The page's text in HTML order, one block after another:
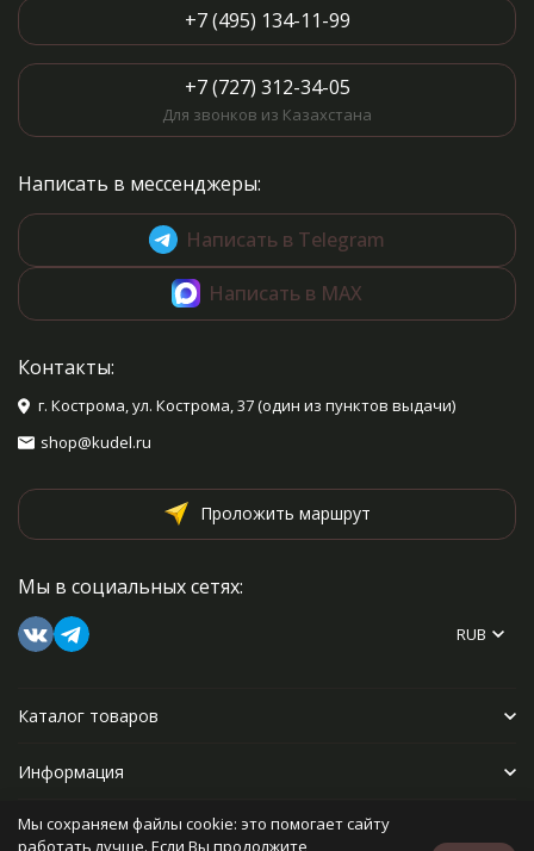
+7 (495) 134-11-99
+7 (727) 312-34-05
Для звонков из Казахстана
Написать в мессенджеры:
Написать в Telegram
Написать в MAX
Контакты:
г. Кострома, ул. Кострома, 37 (один из пунктов выдачи)
shop@kudel.ru
Проложить маршрут
Мы в социальных сетях:
RUB
Каталог товаров
Информация
Прочее
Мы сохраняем файлы cookie: это помогает сайту
работать лучше. Если Вы продолжите